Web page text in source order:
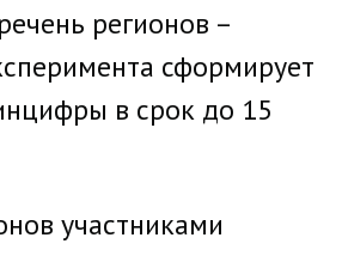
регионов –
сформирует
в срок до 15
участниками